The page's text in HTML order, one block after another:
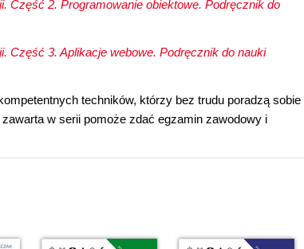
Część 2. Programowanie obiektowe. Podręcznik do
Część 3. Aplikacje webowe. Podręcznik do nauki
techników, którzy bez trudu poradzą sobie
w serii pomoże zdać egzamin zawodowy i